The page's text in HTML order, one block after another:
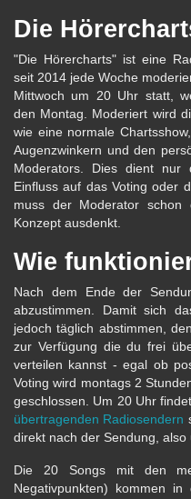
Die
"Die Hörercharts" ist eine
seit 2014 jede Woche
Mittwoch um 20 Uhr statt,
den Montag. Moderiert wird
wie eine normale
Augenzwinkern und den
Moderators. Dies dient nur
Einfluss auf das Voting oder
muss der Moderator
Konzept ausdenkt.
Wie
Nach dem Ende der
abzustimmen. Damit sich
jedoch täglich abstimmen,
zur Verfügung die du frei
verteilen kannst - egal ob
Voting wird montags 2
geschlossen. Um 20 Uhr
übertragenden Radiosendern
direkt nach der Sendung, also
Die 20 Songs mit den
Negativpunkten) kommen